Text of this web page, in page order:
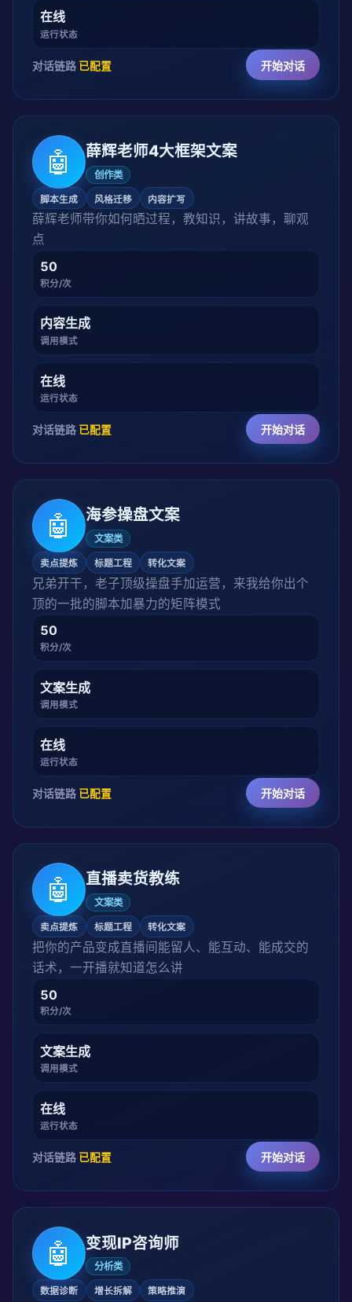
在线
运行状态
对话链路 已配置 开始对话
🤖 薛辉老师4大框架文案
创作类
脚本生成 风格迁移 内容扩写
薛辉老师带你如何晒过程，教知识，讲故事，聊观
点
50
积分/次
内容生成
调用模式
在线
运行状态
对话链路 已配置 开始对话
🤖 海参操盘文案
文案类
卖点提炼 标题工程 转化文案
兄弟开干，老子顶级操盘手加运营，来我给你出个
顶的一批的脚本加暴力的矩阵模式
50
积分/次
文案生成
调用模式
在线
运行状态
对话链路 已配置 开始对话
🤖 直播卖货教练
文案类
卖点提炼 标题工程 转化文案
把你的产品变成直播间能留人、能互动、能成交的
话术，一开播就知道怎么讲
50
积分/次
文案生成
调用模式
在线
运行状态
对话链路 已配置 开始对话
🤖 变现IP咨询师
分析类
数据诊断 增长拆解 策略推演